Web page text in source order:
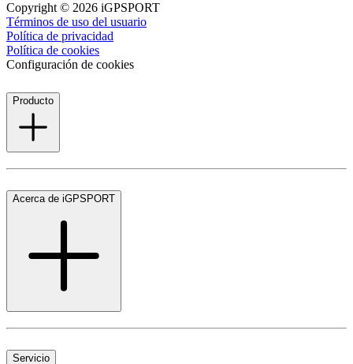
Copyright © 2026 iGPSPORT
Términos de uso del usuario
Política de privacidad
Política de cookies
Configuración de cookies
Producto
Acerca de iGPSPORT
Servicio